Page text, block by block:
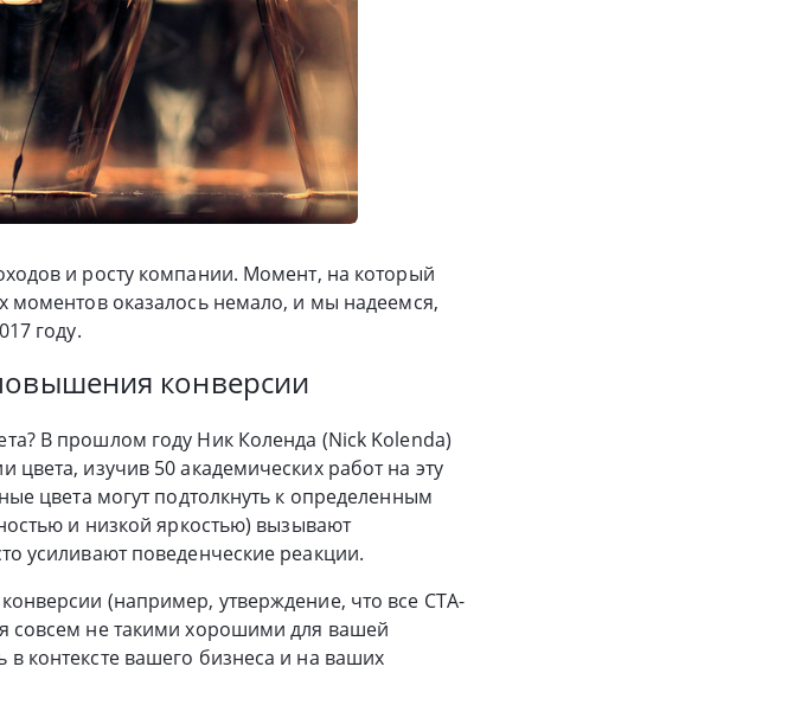
и росту компании. Момент, на который
моментов оказалось немало, и мы надеемся,
году.
конверсии
В прошлом году Ник Коленда (Nick Kolenda)
изучив 50 академических работ на эту
цвета могут подтолкнуть к определенным
и низкой яркостью) вызывают
усиливают поведенческие реакции.
(например, утверждение, что все CTA-
совсем не такими хорошими для вашей
контексте вашего бизнеса и на ваших